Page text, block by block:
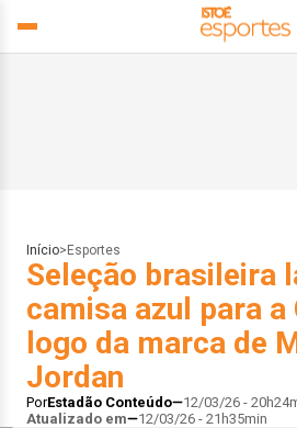
Início> Esportes
Seleção brasileira
camisa azul para a
logo da marca de
Jordan
PorEstadão Conteúdo 12/03/26 -
Atualizado em
12/03/26 - 21h35min